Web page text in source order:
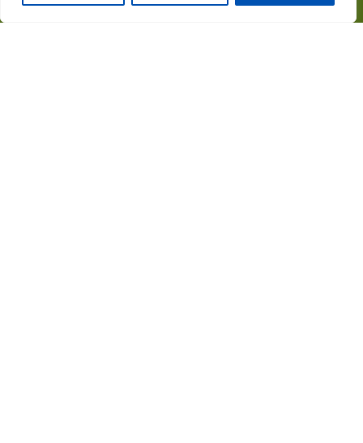
飞行计划